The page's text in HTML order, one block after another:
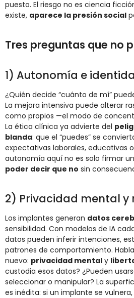
puesto. El riesgo no es ciencia
existe, aparece la presión social
Tres preguntas que no
1) Autonomía e
¿Quién decide “cuánto de mí”
La mejora intensiva puede alterar
como propios —el modo de
La ética clínica ya advierte del
blanda: que el “puedes” se
expectativas laborales, educativas
autonomía aquí no es solo firmar
poder decir que no sin
2) Privacidad mental y
Los implantes generan datos
sensibilidad. Con modelos de IA
datos pueden inferir intenciones,
patrones de comportamiento.
nuevo: privacidad mental y
custodia esos datos? ¿Pueden
seleccionar o manipular? La
es inédita: si un implante se